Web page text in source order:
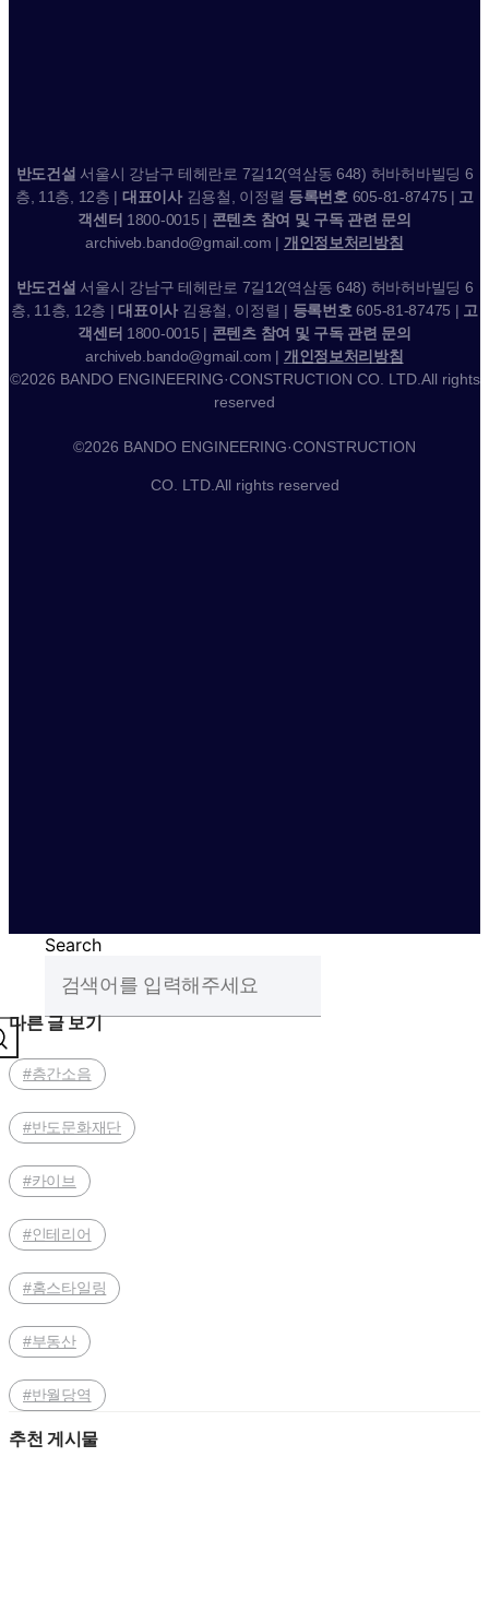
반도건설 서울시 강남구 테헤란로 7길12(역삼동 648) 허바허바빌딩 6
층, 11층, 12층 | 대표이사김용철, 이정렬 등록번호 605-81-87475 | 고
객센터 1800-0015 | 콘텐츠 참여 및 구독 관련 문의
archiveb.bando@gmail.com | 개인정보처리방침
반도건설 서울시 강남구 테헤란로 7길12(역삼동 648) 허바허바빌딩 6
층, 11층, 12층 |대표이사 김용철, 이정렬 | 등록번호 605-81-87475 | 고
객센터 1800-0015 | 콘텐츠 참여 및 구독 관련 문의
archiveb.bando@gmail.com | 개인정보처리방침
©2026 BANDO ENGINEERING·CONSTRUCTION CO. LTD.All rights
reserved
©2026 BANDO ENGINEERING·CONSTRUCTION
CO. LTD.All rights reserved
Search
다른 글 보기
#층간소음
#반도문화재단
#카이브
#인테리어
#홈스타일링
#부동산
#반월당역
추천 게시물